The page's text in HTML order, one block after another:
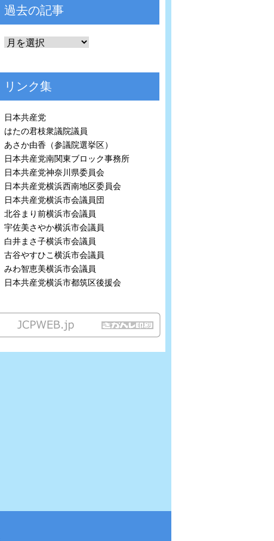
過去の記事
リンク集
日本共産党
はたの君枝衆議院議員
あさか由香（参議院選挙区）
日本共産党南関東ブロック事務所
日本共産党神奈川県委員会
日本共産党横浜西南地区委員会
日本共産党横浜市会議員団
北谷まり前横浜市会議員
宇佐美さやか横浜市会議員
白井まさ子横浜市会議員
古谷やすひこ横浜市会議員
みわ智恵美横浜市会議員
日本共産党横浜市都筑区後援会